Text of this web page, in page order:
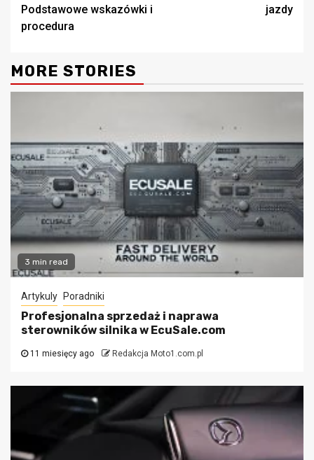
Podstawowe wskazówki i
procedura
jazdy
MORE STORIES
3 min read
Artykuly Poradniki
Profesjonalna sprzedaż i naprawa
sterowników silnika w EcuSale.com
11 miesięcy ago Redakcja Moto1.com.pl